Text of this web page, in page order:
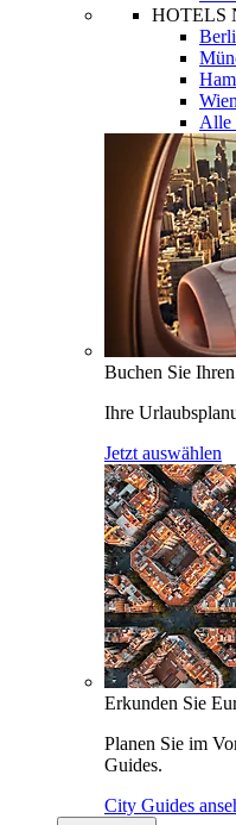
HOTELS
Wien
Alle
Buchen Sie
Ihre
Jetzt auswählen
Erkunden Sie
Planen Sie im
Guides.
City Guides